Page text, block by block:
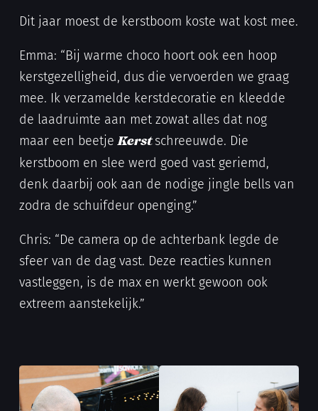
Dit jaar moest de kerstboom koste wat kost mee.
Emma: “Bij warme choco hoort ook een hoop
kerstgezelligheid, dus die vervoerden we graag
mee. Ik verzamelde kerstdecoratie en kleedde
de laadruimte aan met zowat alles dat nog
maar een beetjeKerst schreeuwde. Die
kerstboom en slee werd goed vast geriemd,
denk daarbij ook aan de nodige jingle bells van
zodra de schuifdeur openging.”
Chris: “De camera op de achterbank legde de
sfeer van de dag vast. Deze reacties kunnen
vastleggen, is de max en werkt gewoon ook
extreem aanstekelijk.”